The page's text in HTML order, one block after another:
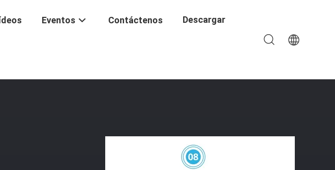
Eventos Contáctenos Descargar